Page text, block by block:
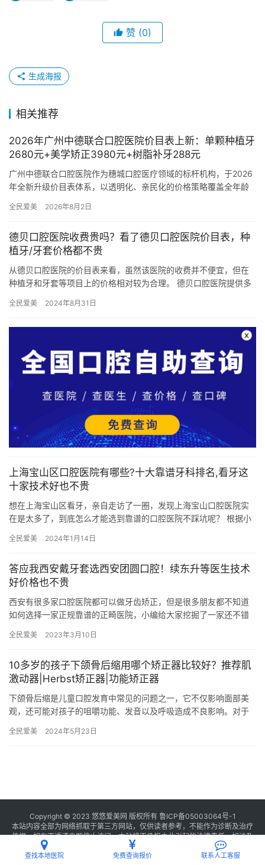
赞 (0)
生成海报
相关推荐
2026年广州中德联合口腔医院价目表上新：单颗种植牙
2680元+美学矫正3980元+树脂补牙288元
广州中德联合口腔医院作为穗城口腔医疗领域的标杆机构，于2026
年全新升级价目表体系，以透明化、亲民化的价格策略覆盖全年龄
与…
全民爱美 2026年8月2日
德贝口腔医院收费贵吗？看了德贝口腔医院价目表，种
植牙/牙套价格都不贵
从德贝口腔医院的价目表来看，虽然该医院的收费并不便宜，但在
种植牙和牙套等项目上的价格相对较为合理。 德贝口腔医院提供多
植体…
全民爱美 2024年8月31日
上海宝山区口腔医院有哪些?十大靠谱牙科排名,看牙这
十家技术好也不贵
想在上海宝山区看牙，亲自走访了一圈，发现上海宝山口腔医院实
在是太多了，到底怎么才能选到靠谱的口腔医院不踩坑呢？ 根据小
综合…
全民爱美 2024年1月14日
答应我西安戴牙套选西安团圆口腔！续东升等医生技术
好价格也不贵
西安有很多家口腔医院都可以做牙齿矫正，但是很多朋友都不知道
如何选择一家正规靠谱的正畸医院，小编给大家挖掘了一家还不错
且在西…
全民爱美 2023年3月10日
10多岁的孩子下颌骨后缩用哪个矫正器比较好？推荐肌
激动器|Herbst矫正器|功能矫正器
下颌骨后缩是儿童口腔发育中常见的问题之一，它不仅影响面部美
观，还可能对孩子的咀嚼功能、发音以及呼吸造成不良影响。对于
的矫…
全民爱美 2024年5月23日
Copyright © 2023 悠悠爱美网 版权所有 鲁ICP备05003064号-1
本站内容全部为网络抓取于第三方网站，仅供读者参考，不能作为诊断及治疗
依据，如有不适请立即停止访问，本站将不承担由此引起的法律责任。如涉及
联系我们
查找本地医院 免费查询报价 联系人工客服